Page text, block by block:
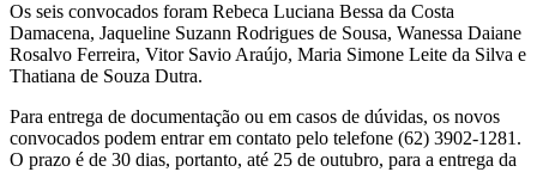
Os seis convocados foram Rebeca Luciana Bessa da Costa
Damacena, Jaqueline Suzann Rodrigues de Sousa, Wanessa Daiane
Rosalvo Ferreira, Vitor Savio Araújo, Maria Simone Leite da Silva e
Thatiana de Souza Dutra.
Para entrega de documentação ou em casos de dúvidas, os novos
convocados podem entrar em contato pelo telefone (62) 3902-1281.
O prazo é de 30 dias, portanto, até 25 de outubro, para a entrega da